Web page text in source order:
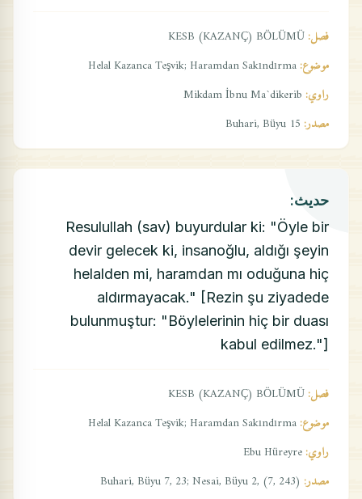
فصل:
موضوع:
راوي:
مصدر:
حديث:
Resulullah (sav) buyurdular ki: "Öyle bir
devir gelecek ki, insanoğlu, aldığı şeyin
helalden mi, haramdan mı oduğuna hiç
aldırmayacak." [Rezin şu ziyadede
bulunmuştur: "Böylelerinin hiç bir duası
kabul edilmez."]
فصل:
موضوع:
راوي:
مصدر: